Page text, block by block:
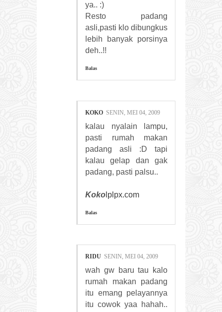
ya.. :)
Resto padang
asli,pasti klo dibungkus
lebih banyak porsinya
deh..!!
Balas
KOKO SENIN, MEI 04, 2009
kalau nyalain lampu,
pasti rumah makan
padang asli :D tapi
kalau gelap dan gak
padang, pasti palsu..
Koko lplpx.com
Balas
RIDU SENIN, MEI 04, 2009
wah gw baru tau kalo
rumah makan padang
itu emang pelayannya
itu cowok yaa hahah..